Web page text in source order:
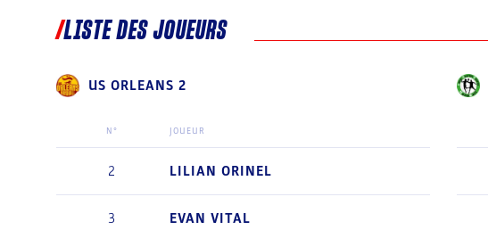
LISTE DES JOUEURS
US ORLEANS 2
N° JOUEUR
2 LILIAN ORINEL
3 EVAN VITAL